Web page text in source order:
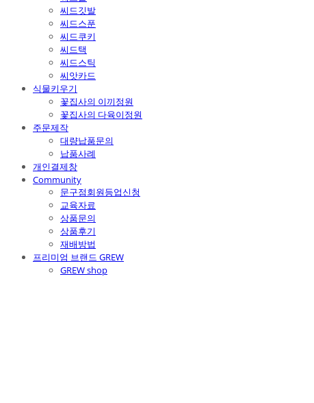
씨드깃발
씨드스푼
씨드쿠키
씨드택
씨드스틱
씨앗카드
식물키우기
꽃집사의 이끼정원
꽃집사의 다육이정원
주문제작
대량납품문의
납품사례
개인결제창
Community
문구점회원등업신청
교육자료
상품문의
상품후기
재배방법
프리미엄 브랜드 GREW
GREW shop